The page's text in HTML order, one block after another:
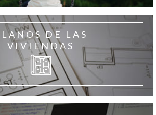
DE LAS
VIVIENDAS